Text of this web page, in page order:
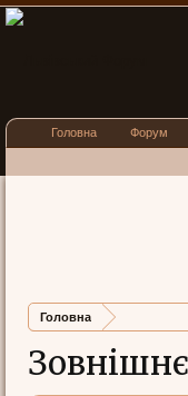
Головна
Головна Форум